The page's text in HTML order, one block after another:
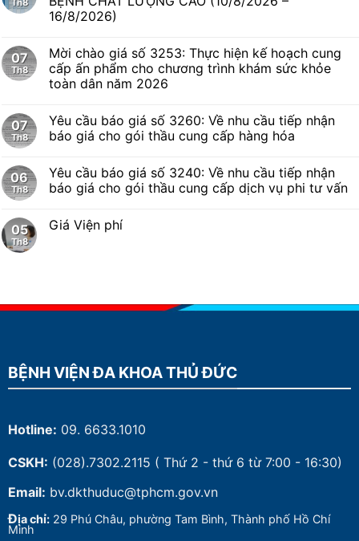
Th8
16/8/2026)
07
Th8
Mời chào giá số 3253: Thực hiện kế hoạch cung
cấp ấn phẩm cho chương trình khám sức khỏe
toàn dân năm 2026
07
Th8
Yêu cầu báo giá số 3260: Về nhu cầu tiếp nhận
báo giá cho gói thầu cung cấp hàng hóa
06
Th8
Yêu cầu báo giá số 3240: Về nhu cầu tiếp nhận
báo giá cho gói thầu cung cấp dịch vụ phi tư vấn
05
Th8
Giá Viện phí
BỆNH VIỆN ĐA KHOA THỦ ĐỨC
Hotline: 09. 6633.1010
CSKH: (028).7302.2115 ( Thứ 2 - thứ 6 từ 7:00 - 16:30)
Email: bv.dkthuduc@tphcm.gov.vn
Địa chỉ: 29 Phú Châu, phường Tam Bình, Thành phố Hồ Chí
Minh